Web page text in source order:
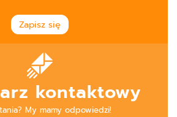
Zapisz się
kontaktowy
My mamy odpowiedzi!